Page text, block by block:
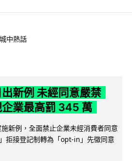
城中熱話
新例 未經同意嚴禁
業最高罰 345 萬
新例，全面禁止企業未經消費者同意
拒接登記制轉為「opt-in」先徵同意